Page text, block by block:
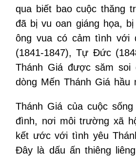
qua biết bao cuộc thăng
đã bị vu oan giáng họa,
ông vua có cảm tình với
(1841-1847), Tự Đức
Thánh Giá được săm
dòng Mến Thánh Giá
Thánh Giá của cuộc
đình, nơi môi trường xã
kết ước với tình yêu
Đây là dấu ấn thiêng